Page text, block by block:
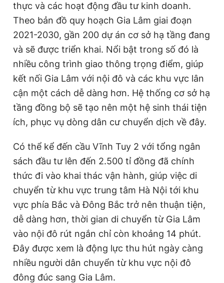
Đọc Thanh Niên trên điện thoại
Theo dõi báo trên
0906 645 777 0908 780 404
Đặt báo Quảng cáo RSS Tòa soạn Chính sách bảo
Tổng biên tập: Nguyễn Ngọc Toàn
Phó tổng biên tập thường trực: Hải Thành
Phó tổng biên tập: Lâm Hiếu Dũng
Phó tổng biên tập: Trần Việt Hưng
Tổng thư ký tòa soạn: Đức Trung
Giấy phép xuất bản số 110/GP - BTTTT cấp ngày 24.3.2020
© 2003-2026 Bản quyền thuộc về Báo Thanh Niên. Cấm sao
chép dưới mọi hình thức nếu không có sự chấp thuận bằng văn
bản. Phát triển bởi ePi Technologies, JSC.
thực và các hoạt động đầu tư kinh doanh.
Theo bản đồ quy hoạch Gia Lâm giai đoạn
2021-2030, gần 200 dự án cơ sở hạ tầng đang
và sẽ được triển khai. Nổi bật trong số đó là
nhiều công trình giao thông trọng điểm, giúp
kết nối Gia Lâm với nội đô và các khu vực lân
cận một cách dễ dàng hơn. Hệ thống cơ sở hạ
tầng đồng bộ sẽ tạo nên một hệ sinh thái tiện
ích, phục vụ dòng dân cư chuyển dịch về đây.
Có thể kể đến cầu Vĩnh Tuy 2 với tổng ngân
sách đầu tư lên đến 2.500 tỉ đồng đã chính
thức đi vào khai thác vận hành, giúp việc di
chuyển từ khu vực trung tâm Hà Nội tới khu
vực phía Bắc và Đông Bắc trở nên thuận tiện,
dễ dàng hơn, thời gian di chuyển từ Gia Lâm
vào nội đô rút ngắn chỉ còn khoảng 14 phút.
Đây được xem là động lực thu hút ngày càng
nhiều người dân chuyển từ khu vực nội đô
đông đúc sang Gia Lâm.